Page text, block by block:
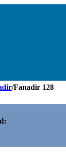
/Fanadir 128